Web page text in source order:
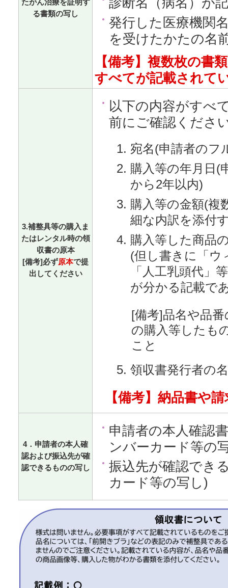
たがん治療を証明す
る書類の写し
発行した医療機関
を受けたかたの名
【備考】複数枚の書
すべてが記載されて
3.補整具等の購入ま
たはレンタル時の領
収書の原本
[備考]必ず原本で提
出してください
以下の内容がすべ
前にご確認くださ
宛名(申請者のフ
購入等の年月日(
から2年以内)
購入等の金額(複
細な内訳を添付
購入等した商品
(但し書きに「ウ
「人工乳頭代」
が分かる記載で
[備考]品名や品
の購入等したも
こと
領収書発行者の
【備考】納品書や
4．申請者の本人確
認および振込先が確
認できるものの写し
申請者の本人確認
ンバーカード等の
振込先が確認でき
カード等の写し)